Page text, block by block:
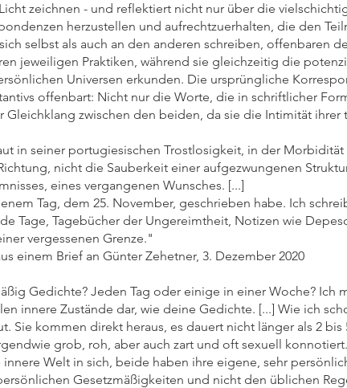
zeichnen - und reflektiert nicht nur über die
herzustellen und aufrechtzuerhalten, die den
selbst als auch an den anderen schreiben, offenbaren
jeweiligen Praktiken, während sie gleichzeitig die
Universen erkunden. Die ursprüngliche
offenbart: Nicht nur die Worte, die in schriftlicher
Gleichklang zwischen den beiden, da sie die Intimität
in seiner portugiesischen Trostlosigkeit, in der
nicht die Sauberkeit einer aufgezwungenen
eines vergangenen Wunsches. [...]
Tag, dem 25. November, geschrieben habe. Ich
Tage, Tagebücher der Ungereimtheit, Notizen wie
vergessenen Grenze."
einem Brief an Günter Zehetner, 3. Dezember 2020
Gedichte? Jeden Tag oder einige in einer Woche?
innere Zustände dar, wie deine Gedichte. [...] Wie ich
Sie kommen direkt heraus, es dauert nicht länger als 2
grob, roh, aber auch zart und oft sexuell
Welt in sich, beide haben ihre eigene, sehr
Gesetzmäßigkeiten und nicht den üblichen